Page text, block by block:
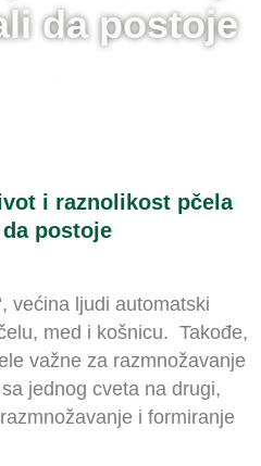
da postoje
i raznolikost pčela
postoje
većina ljudi automatski
med i košnicu. Takođe,
važne za razmnožavanje
jednog cveta na drugi,
i formiranje